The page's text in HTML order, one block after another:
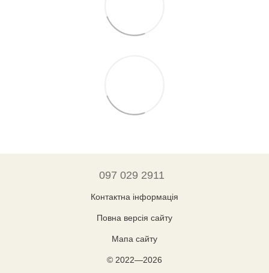
097 029 2911
Контактна інформація
Повна версія сайту
Мапа сайту
© 2022—2026